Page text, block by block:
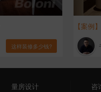
这样装修多少钱?
【案例】
量房设计 咨